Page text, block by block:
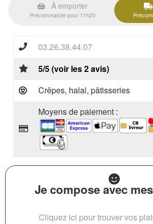
À emporter
Précommande pour 11h20
03.26.38.44.07
5/5 (voir les 2 avis)
Crêpes, halal, pâtisseries
Moyens de paiement :
Je compose avec
Cliquez ici pour trouver vos